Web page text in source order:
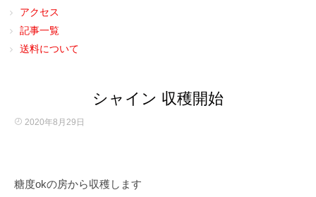
アクセス
記事一覧
送料について
シャイン 収穫開始
2020年8月29日
糖度okの房から収穫します